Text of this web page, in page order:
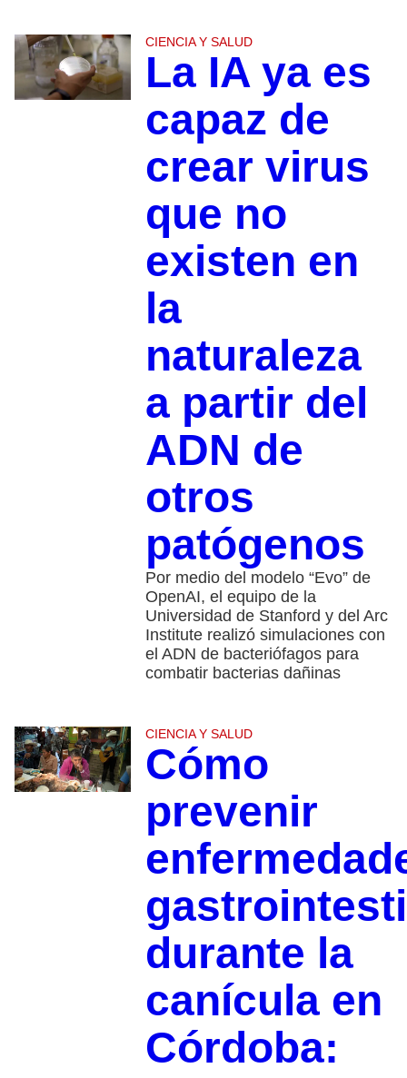
CIENCIA Y SALUD
La IA ya es
capaz de
crear virus
que no
existen en
la
naturaleza
a partir del
ADN de
otros
patógenos
Por medio del modelo “Evo” de
OpenAI, el equipo de la
Universidad de Stanford y del Arc
Institute realizó simulaciones con
el ADN de bacteriófagos para
combatir bacterias dañinas
CIENCIA Y SALUD
Cómo
prevenir
durante la
canícula en
Córdoba: